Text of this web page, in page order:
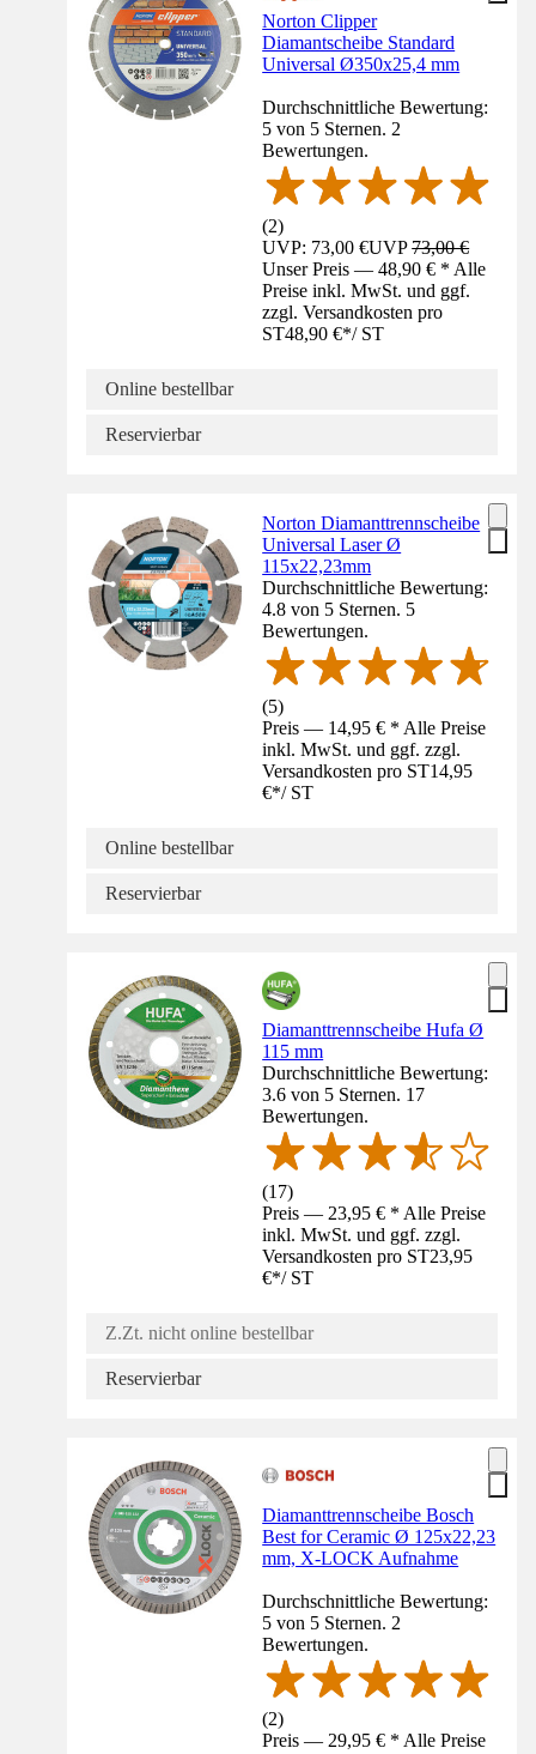
Norton Clipper
Diamantscheibe Standard
Universal Ø350x25,4 mm
Durchschnittliche Bewertung:
5 von 5 Sternen. 2
Bewertungen.
(2)
UVP: 73,00 €UVP73,00 €
Unser Preis — 48,90 € * Alle
Preise inkl. MwSt. und ggf.
zzgl. Versandkosten pro
ST48,90 €*/ ST
Online bestellbar
Reservierbar
Norton Diamanttrennscheibe
Universal Laser Ø
115x22,23mm
Durchschnittliche Bewertung:
4.8 von 5 Sternen. 5
Bewertungen.
(5)
Preis — 14,95 € * Alle Preise
inkl. MwSt. und ggf. zzgl.
Versandkosten pro ST14,95
€*/ ST
Online bestellbar
Reservierbar
Diamanttrennscheibe Hufa Ø
115 mm
Durchschnittliche Bewertung:
3.6 von 5 Sternen. 17
Bewertungen.
(17)
Preis — 23,95 € * Alle Preise
inkl. MwSt. und ggf. zzgl.
Versandkosten pro ST23,95
€*/ ST
Z.Zt. nicht online bestellbar
Reservierbar
Diamanttrennscheibe Bosch
Best for Ceramic Ø 125x22,23
mm, X-LOCK Aufnahme
Durchschnittliche Bewertung:
5 von 5 Sternen. 2
Bewertungen.
(2)
Preis — 29,95 € * Alle Preise